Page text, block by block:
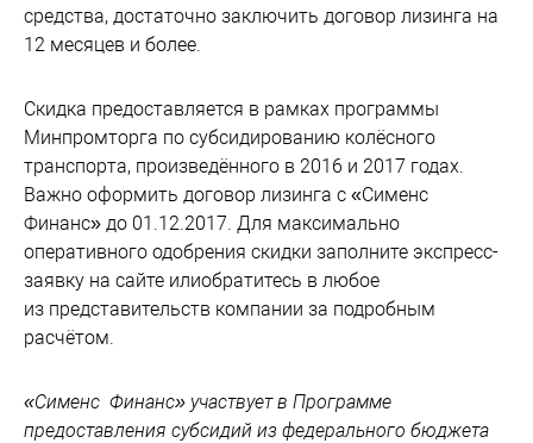
средства, достаточно заключить договор лизинга на
12 месяцев и более.
Скидка предоставляется в рамках программы
Минпромторга по субсидированию колёсного
транспорта, произведённого в 2016 и 2017 годах.
Важно оформить договор лизинга с «Сименс
Финанс» до 01.12.2017. Для максимально
оперативного одобрения скидки заполните экспресс-
заявку на сайте илиобратитесь в любое
из представительств компании за подробным
расчётом.
«Сименс Финанс» участвует в Программе
предоставления субсидий из федерального бюджета